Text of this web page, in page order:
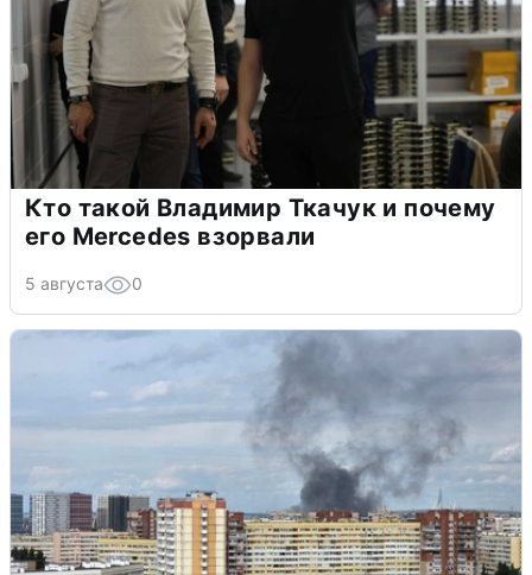
Кто такой Владимир Ткачук и почему
его Mercedes взорвали
5 августа 0